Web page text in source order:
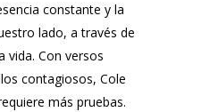
constante y la
lado, a través de
vida. Con versos
contagiosos, Cole
más pruebas.